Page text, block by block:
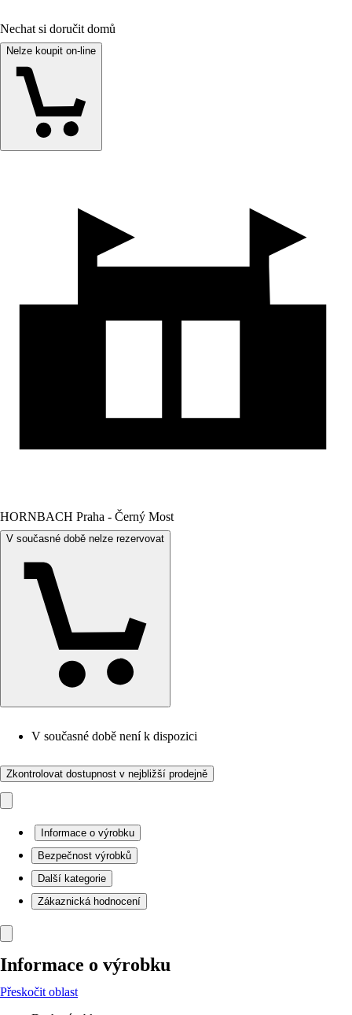
Nechat si doručit domů
Nelze koupit on-line
HORNBACH Praha - Černý Most
V současné době nelze rezervovat
V současné době není k dispozici
Zkontrolovat dostupnost v nejbližší prodejně
Informace o výrobku
Bezpečnost výrobků
Další kategorie
Zákaznická hodnocení
Informace o výrobku
Přeskočit oblast